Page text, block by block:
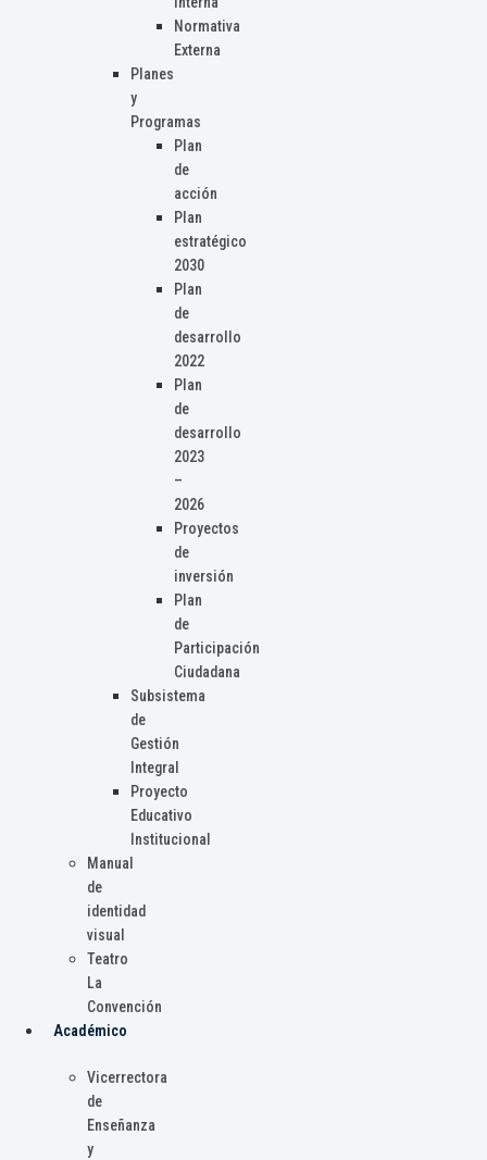
Normativa
Externa
Planes
y
Programas
Plan
de
acción
Plan
estratégico
2030
Plan
de
desarrollo
2022
Plan
de
desarrollo
2023
–
2026
Proyectos
de
inversión
Plan
de
Participación
Ciudadana
Subsistema
de
Gestión
Integral
Proyecto
Educativo
Institucional
Manual
de
identidad
visual
Teatro
La
Convención
Académico
Vicerrectora
de
Enseñanza
y